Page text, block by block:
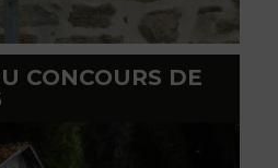
CONCOURS DE